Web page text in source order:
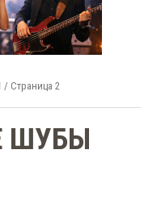
/ Страница 2
ШУБЫ